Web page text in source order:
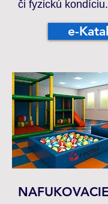
či fyzickú kondíciu.
e-